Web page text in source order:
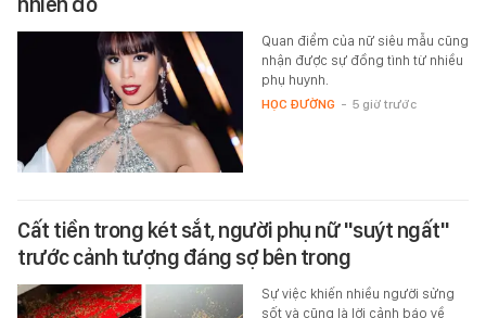
Quan điểm của nữ siêu mẫu cũng
nhận được sự đồng tình từ nhiều
phụ huynh.
HỌC ĐƯỜNG - 5 giờ trước
Cất tiền trong két sắt, người phụ nữ "suýt ngất"
trước cảnh tượng đáng sợ bên trong
Sự việc khiến nhiều người sửng
sốt và cũng là lời cảnh báo về